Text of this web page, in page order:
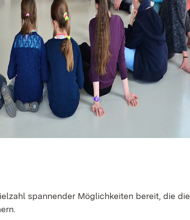
spannender Möglichkeiten bereit, die die